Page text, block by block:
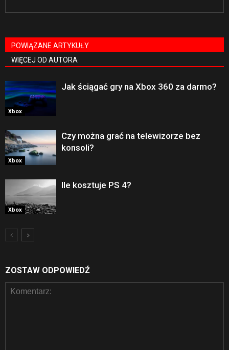
POWIĄZANE ARTYKUŁY
WIĘCEJ OD AUTORA
Xbox
Jak ściągać gry na Xbox 360 za darmo?
Xbox
Czy można grać na telewizorze bez
konsoli?
Xbox
Ile kosztuje PS 4?
ZOSTAW ODPOWIEDŹ